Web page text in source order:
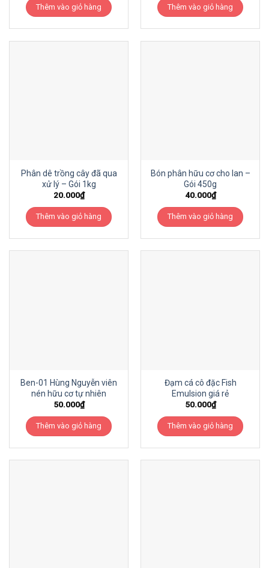
Thêm vào giỏ hàng Thêm vào giỏ hàng
Phân dê trồng cây đã qua
xử lý – Gói 1kg
20.000₫
Thêm vào giỏ hàng
Bón phân hữu cơ cho lan –
Gói 450g
40.000₫
Thêm vào giỏ hàng
Ben-01 Hùng Nguyễn viên
nén hữu cơ tự nhiên
50.000₫
Thêm vào giỏ hàng
Đạm cá cô đặc Fish
Emulsion giá rẻ
50.000₫
Thêm vào giỏ hàng